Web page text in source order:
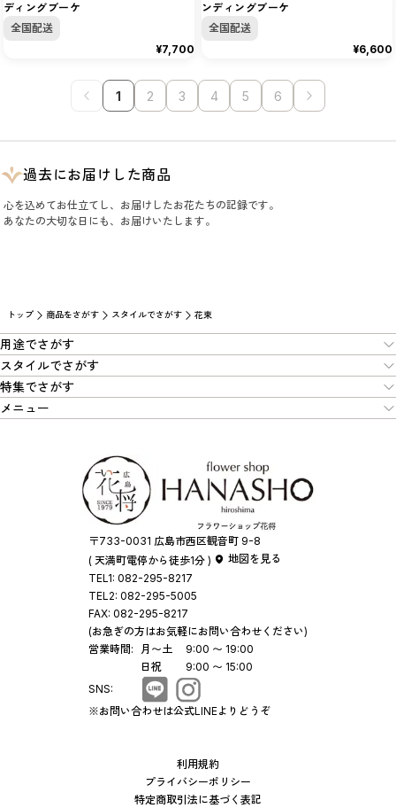
トップ 商品をさがす スタイルでさがす 花束
ディングブーケ
全国配送
¥7,700
ンディングブーケ
全国配送
¥6,600
1 2 3 4 5 6
過去にお届けした商品
心を込めてお仕立てし、お届けしたお花たちの記録です。
あなたの大切な日にも、お届けいたします。
用途でさがす
スタイルでさがす
特集でさがす
メニュー
〒733-0031 広島市西区観音町 9-8
( 天満町電停から徒歩1分 )
地図を見る
TEL1: 082-295-8217
TEL2: 082-295-5005
FAX: 082-295-8217
(お急ぎの方はお気軽にお問い合わせください)
営業時間:
月〜土
9:00 〜 19:00
日祝
9:00 〜 15:00
SNS:
※お問い合わせは公式LINEよりどうぞ
利用規約
プライバシーポリシー
特定商取引法に基づく表記